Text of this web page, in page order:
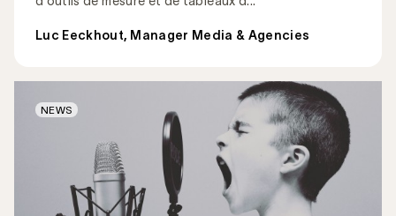
Luc Eeckhout, Manager Media & Agencies
NEWS